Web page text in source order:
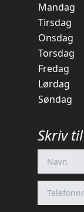
Mandag
Tirsdag
Onsdag
Torsdag
Fredag
Lørdag
Søndag
Skriv